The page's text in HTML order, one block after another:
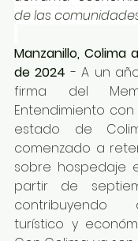
de las
Manzanillo, Colima
de 2024 - A un
firma del
Entendimiento
estado de
comenzado a
sobre hospedaje
partir de
contribuyendo
turístico y